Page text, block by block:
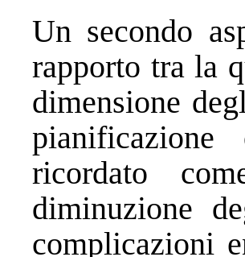
Un secondo
rapporto tra la
dimensione
pianificazione
ricordato
diminuzione
complicazioni